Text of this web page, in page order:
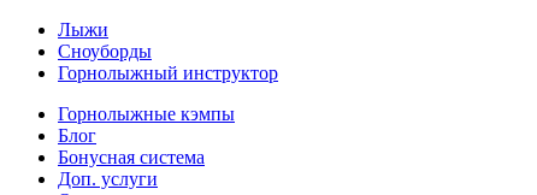
Лыжи
Сноуборды
Горнолыжный инструктор
Горнолыжные кэмпы
Блог
Бонусная система
Доп. услуги